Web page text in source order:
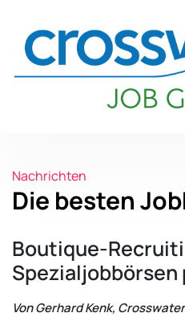
Nachrichten
Die besten
Boutique-
Spezialjobbörsen
Von Gerhard Kenk,